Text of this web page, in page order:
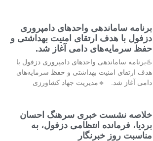
برنامه ساماندهی واحدهای دامپروری
دزفول با هدف ارتقای امنیت بهداشتی و
حفظ سرمایه‌های دامی آغاز شد.
♨️برنامه ساماندهی واحدهای دامپروری دزفول با
هدف ارتقای امنیت بهداشتی و حفظ سرمایه‌های
دامی آغاز شد. 🔹مدیریت جهاد کشاورزی
خلاصه نشست خبری سرهنگ احسان
بردیا، فرمانده انتظامی دزفول، به
مناسبت روز خبرنگار